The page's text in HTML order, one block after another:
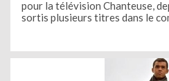
pour la télévision Chanteuse,
sortis plusieurs titres dans le